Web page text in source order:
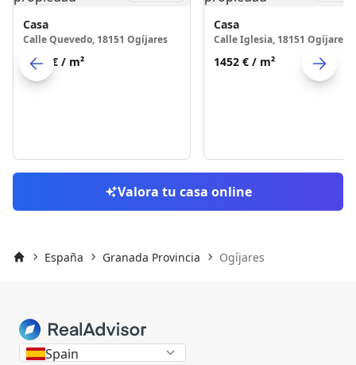
Casa
Calle Quevedo, 18151 Ogíjares
1600 € / m²
Casa
Calle Iglesia, 18151 Ogíjares
1452 € / m²
Valora tu casa online
España Granada Provincia Ogíjares
Spain